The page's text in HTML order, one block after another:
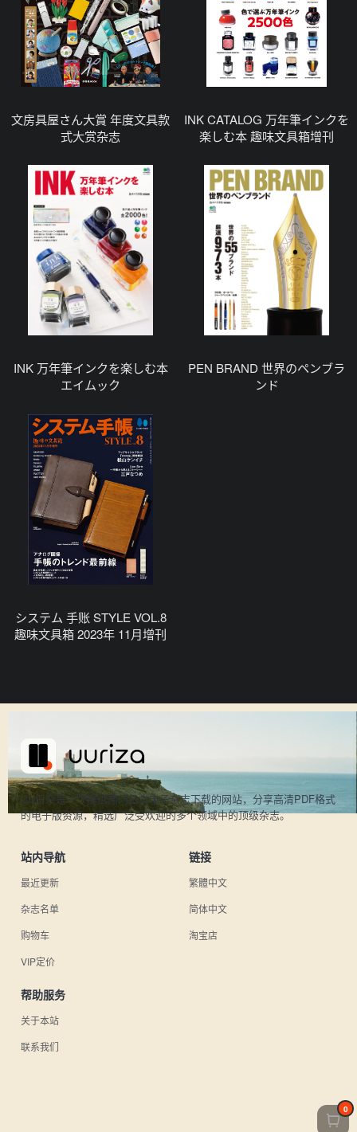
文房具屋さん大賞 年度文具款
式大赏杂志
INK CATALOG 万年筆インクを
楽しむ本 趣味文具箱增刊
INK 万年筆インクを楽しむ本
エイムック
PEN BRAND 世界のペンブラ
ンド
システム 手账 STYLE VOL.8
趣味文具箱 2023年 11月增刊
UU日杂是一个提供热门日本电子杂志下载的网站，分享高清PDF格式
的电子版资源，精选广泛受欢迎的多个领域中的顶级杂志。
站内导航
最近更新
杂志名单
购物车
VIP定价
链接
繁體中文
简体中文
淘宝店
帮助服务
关于本站
联系我们
0